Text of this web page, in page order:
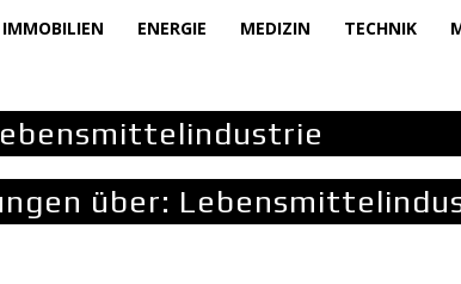
IMMOBILIEN ENERGIE MEDIZIN TECHNIK
über: